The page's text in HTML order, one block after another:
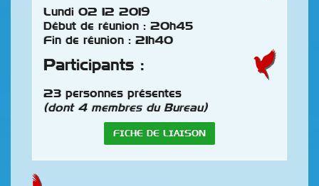
Lundi 02 12 2019
Début de réunion : 20h45
Fin de réunion : 21h40
Participants :
23 personnes présentes
(dont 4 membres du Bureau)
FICHE DE LIAISON